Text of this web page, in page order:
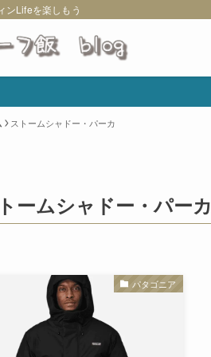
ンLifeを楽しもう
ストームシャドー・パーカ
ームシャドー・パーカ
パタゴニア